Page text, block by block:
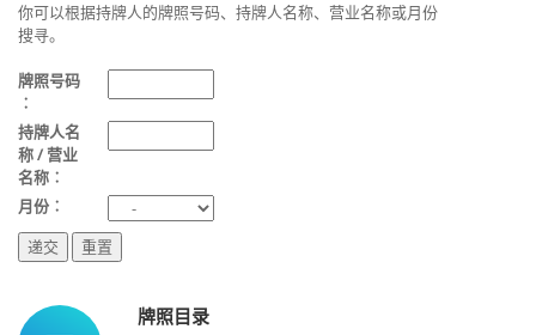
你可以根据持牌人的牌照号码、持牌人名称、营业名称或月份
搜寻。
牌照号码
︰
持牌人名
称 / 营业
名称︰
月份︰
牌照目录